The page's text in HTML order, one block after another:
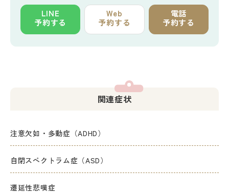
LINE
予約する
Web
予約する
電話
予約する
関連症状
注意欠如・多動症（ADHD）
自閉スペクトラム症（ASD）
遷延性悲嘆症